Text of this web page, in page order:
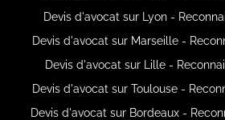
Devis d'avocat sur Lyon -
Devis d'avocat sur Marseille -
Devis d'avocat sur Lille -
Devis d'avocat sur Toulouse -
Devis d'avocat sur Bordeaux -